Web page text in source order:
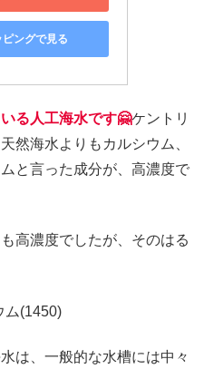
ングで見る
る人工海水です🤗ケントリ
然海水よりもカルシウム、
と言った成分が、高濃度で
高濃度でしたが、そのはる
ム(1450)
は、一般的な水槽には中々